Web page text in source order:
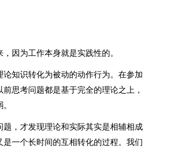
因为工作本身就是实践性的。
知识转化为被动的动作行为。在参加
思考问题都是基于完全的理论之上，
，才发现理论和实际其实是相辅相成
一个长时间的互相转化的过程。我们